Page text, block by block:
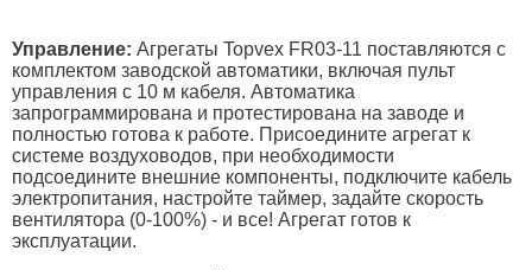
Управление: Агрегаты Topvex FR03-11 поставляются с
комплектом заводской автоматики, включая пульт
управления с 10 м кабеля. Автоматика
запрограммирована и протестирована на заводе и
полностью готова к работе. Присоедините агрегат к
системе воздуховодов, при необходимости
подсоедините внешние компоненты, подключите кабель
электропитания, настройте таймер, задайте скорость
вентилятора (0-100%) - и все! Агрегат готов к
эксплуатации.